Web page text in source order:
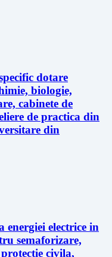
dotare
biologie,
cabinete de
de practica din
din
electrice in
semaforizare,
civila,